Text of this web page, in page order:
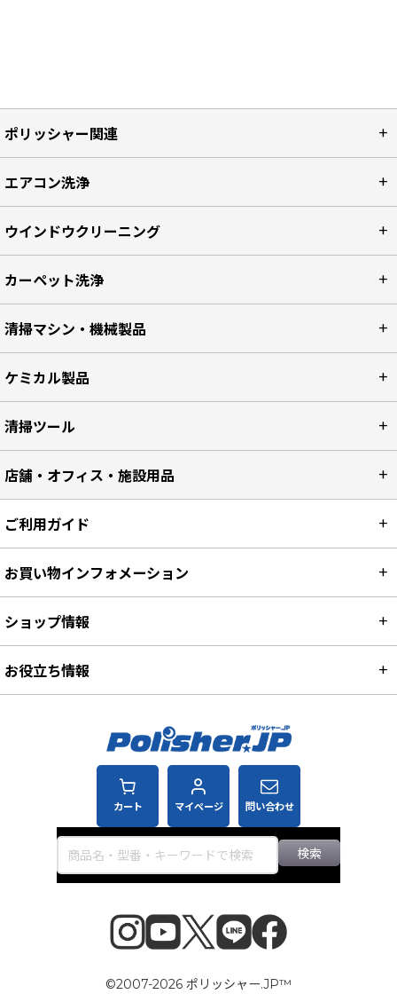
ポリッシャー関連
エアコン洗浄
ウインドウクリーニング
カーペット洗浄
清掃マシン・機械製品
ケミカル製品
清掃ツール
店舗・オフィス・施設用品
カート マイページ 問い合わせ
検索
ご利用ガイド
お買い物インフォメーション
ショップ情報
お役立ち情報
©2007-2026 ポリッシャー.JP™